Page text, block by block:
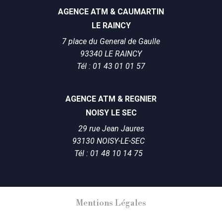
AGENCE ATM & CAUMARTIN
LE RAINCY
7 place du General de Gaulle
93340 LE RAINCY
Tél : 01 43 01 01 57
AGENCE ATM & REGNIER
NOISY LE SEC
29 rue Jean Jaures
93130 NOISY-LE-SEC
Tél : 01 48 10 14 75
Mentions Légales